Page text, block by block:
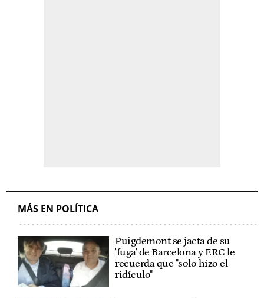
MÁS EN POLÍTICA
Puigdemont se jacta de su
'fuga' de Barcelona y ERC le
recuerda que "solo hizo el
ridículo"